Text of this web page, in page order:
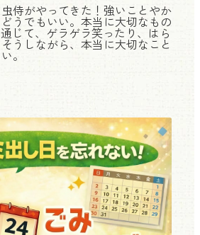
侍がやってきた！強いことやか
うでもいい。本当に大切なもの
じて、ゲラゲラ笑ったり、はら
うしながら、本当に大切なこと
。